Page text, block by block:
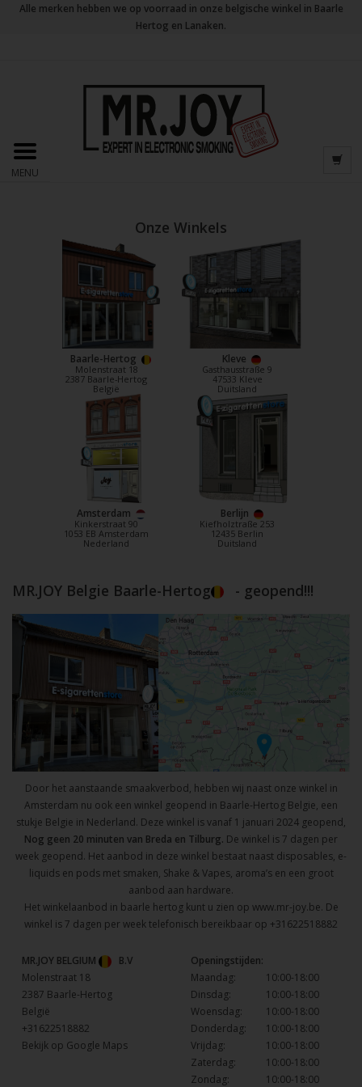
Alle merken hebben we op voorraad in onze belgische winkel in Baarle
Hertog en Lanaken.
MENU
Onze Winkels
Baarle-Hertog
Molenstraat 18
2387 Baarle-Hertog
België
Kleve
Gasthausstraße 9
47533 Kleve
Duitsland
Amsterdam
Kinkerstraat 90
1053 EB Amsterdam
Nederland
Berlijn
Kiefholztraße 253
12435 Berlin
Duitsland
MR.JOY Belgie Baarle-Hertog - geopend!!!
Door het aanstaande smaakverbod, hebben wij naast onze winkel in
Amsterdam nu ook een winkel geopend in Baarle-Hertog Belgie, een
stukje Belgie in Nederland. Deze winkel is vanaf 1 januari 2024 geopend,
Nog geen 20 minuten van Breda en Tilburg. De winkel is 7 dagen per
week geopend. Het aanbod in deze winkel bestaat naast disposables, e-
liquids en pods met smaken, Shake & Vapes, aroma’s en een groot
aanbod aan hardware.
Het winkelaanbod in baarle hertog kunt u zien op www.mr-joy.be. De
winkel is 7 dagen per week telefonisch bereikbaar op +31622518882
MR.JOY BELGIUM
B.V
Molenstraat 18
2387 Baarle-Hertog
België
+31622518882
Bekijk op Google Maps
Openingstijden:
Maandag:
10:00-18:00
Dinsdag:
10:00-18:00
Woensdag:
10:00-18:00
Donderdag:
10:00-18:00
Vrijdag:
10:00-18:00
Zaterdag:
10:00-18:00
Zondag:
10:00-18:00